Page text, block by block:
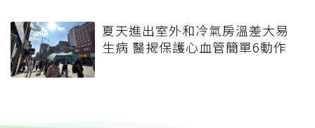
夏天進出室外和冷氣房溫差大易
生病 醫揭保護心血管簡單6動作